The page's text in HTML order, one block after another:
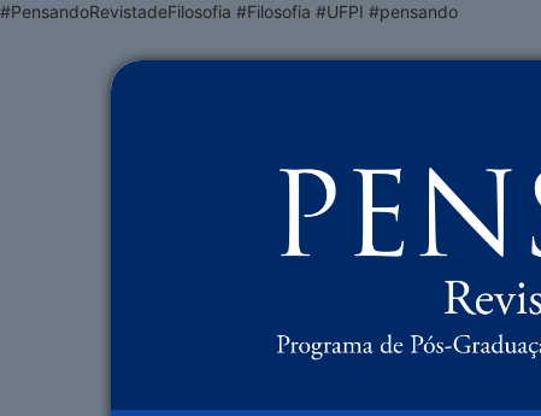
#PensandoRevistadeFilosofia #Filosofia #UFPI #pensando